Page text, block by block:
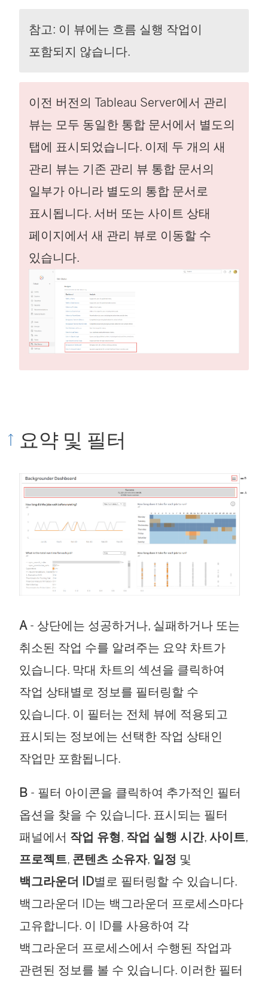
참고: 이 뷰에는 흐름 실행 작업이
포함되지 않습니다.
이전 버전의 Tableau Server에서 관리
뷰는 모두 동일한 통합 문서에서 별도의
탭에 표시되었습니다. 이제 두 개의 새
관리 뷰는 기존 관리 뷰 통합 문서의
일부가 아니라 별도의 통합 문서로
표시됩니다. 서버 또는 사이트 상태
페이지에서 새 관리 뷰로 이동할 수
있습니다.
요약 및 필터
A- 상단에는 성공하거나, 실패하거나 또는
취소된 작업 수를 알려주는 요약 차트가
있습니다. 막대 차트의 섹션을 클릭하여
작업 상태별로 정보를 필터링할 수
있습니다. 이 필터는 전체 뷰에 적용되고
표시되는 정보에는 선택한 작업 상태인
작업만 포함됩니다.
B - 필터 아이콘을 클릭하여 추가적인 필터
옵션을 찾을 수 있습니다. 표시되는 필터
패널에서 작업 유형, 작업 실행 시간, 사이트,
프로젝트, 콘텐츠 소유자, 일정 및
백그라운더 ID별로 필터링할 수 있습니다.
백그라운더 ID는 백그라운더 프로세스마다
고유합니다. 이 ID를 사용하여 각
백그라운더 프로세스에서 수행된 작업과
관련된 정보를 볼 수 있습니다. 이러한 필터